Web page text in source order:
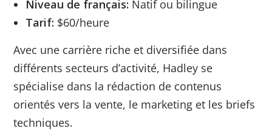
Niveau de français: Natif ou bilingue
Tarif: $60/heure
Avec une carrière riche et diversifiée dans
différents secteurs d’activité, Hadley se
spécialise dans la rédaction de contenus
orientés vers la vente, le marketing et les briefs
techniques.